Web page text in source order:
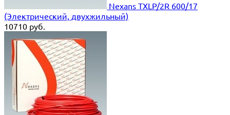
Nexans TXLP/2R 600/17
(Электрический, двухжильный)
10710 руб.